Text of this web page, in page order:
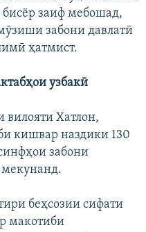
заиф мебошад,
забони давлатӣ
ҳатмист.
узбакӣ
вилояти Хатлон,
кишвар наздики 130
забони
беҳсозии сифати
макотиби